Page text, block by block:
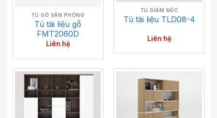
TỦ GỖ VĂN PHÒNG
Tủ tài liệu gỗ
FMT2060D
Liên hệ
TỦ GIÁM ĐỐC
Tủ tài liệu TLD08-4
Liên hệ